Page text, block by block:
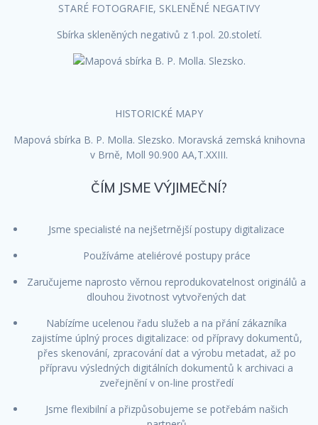
STARÉ FOTOGRAFIE, SKLENĚNÉ NEGATIVY
Sbírka skleněných negativů z 1.pol. 20.století.
HISTORICKÉ MAPY
Mapová sbírka B. P. Molla. Slezsko. Moravská zemská knihovna
v Brně, Moll 90.900 AA,T.XXIII.
ČÍM JSME VÝJIMEČNÍ?
Jsme specialisté na nejšetrnější postupy digitalizace
Používáme ateliérové postupy práce
Zaručujeme naprosto věrnou reprodukovatelnost originálů a
dlouhou životnost vytvořených dat
Nabízíme ucelenou řadu služeb a na přání zákazníka
zajistíme úplný proces digitalizace: od přípravy dokumentů,
přes skenování, zpracování dat a výrobu metadat, až po
přípravu výsledných digitálních dokumentů k archivaci a
zveřejnění v on-line prostředí
Jsme flexibilní a přizpůsobujeme se potřebám našich